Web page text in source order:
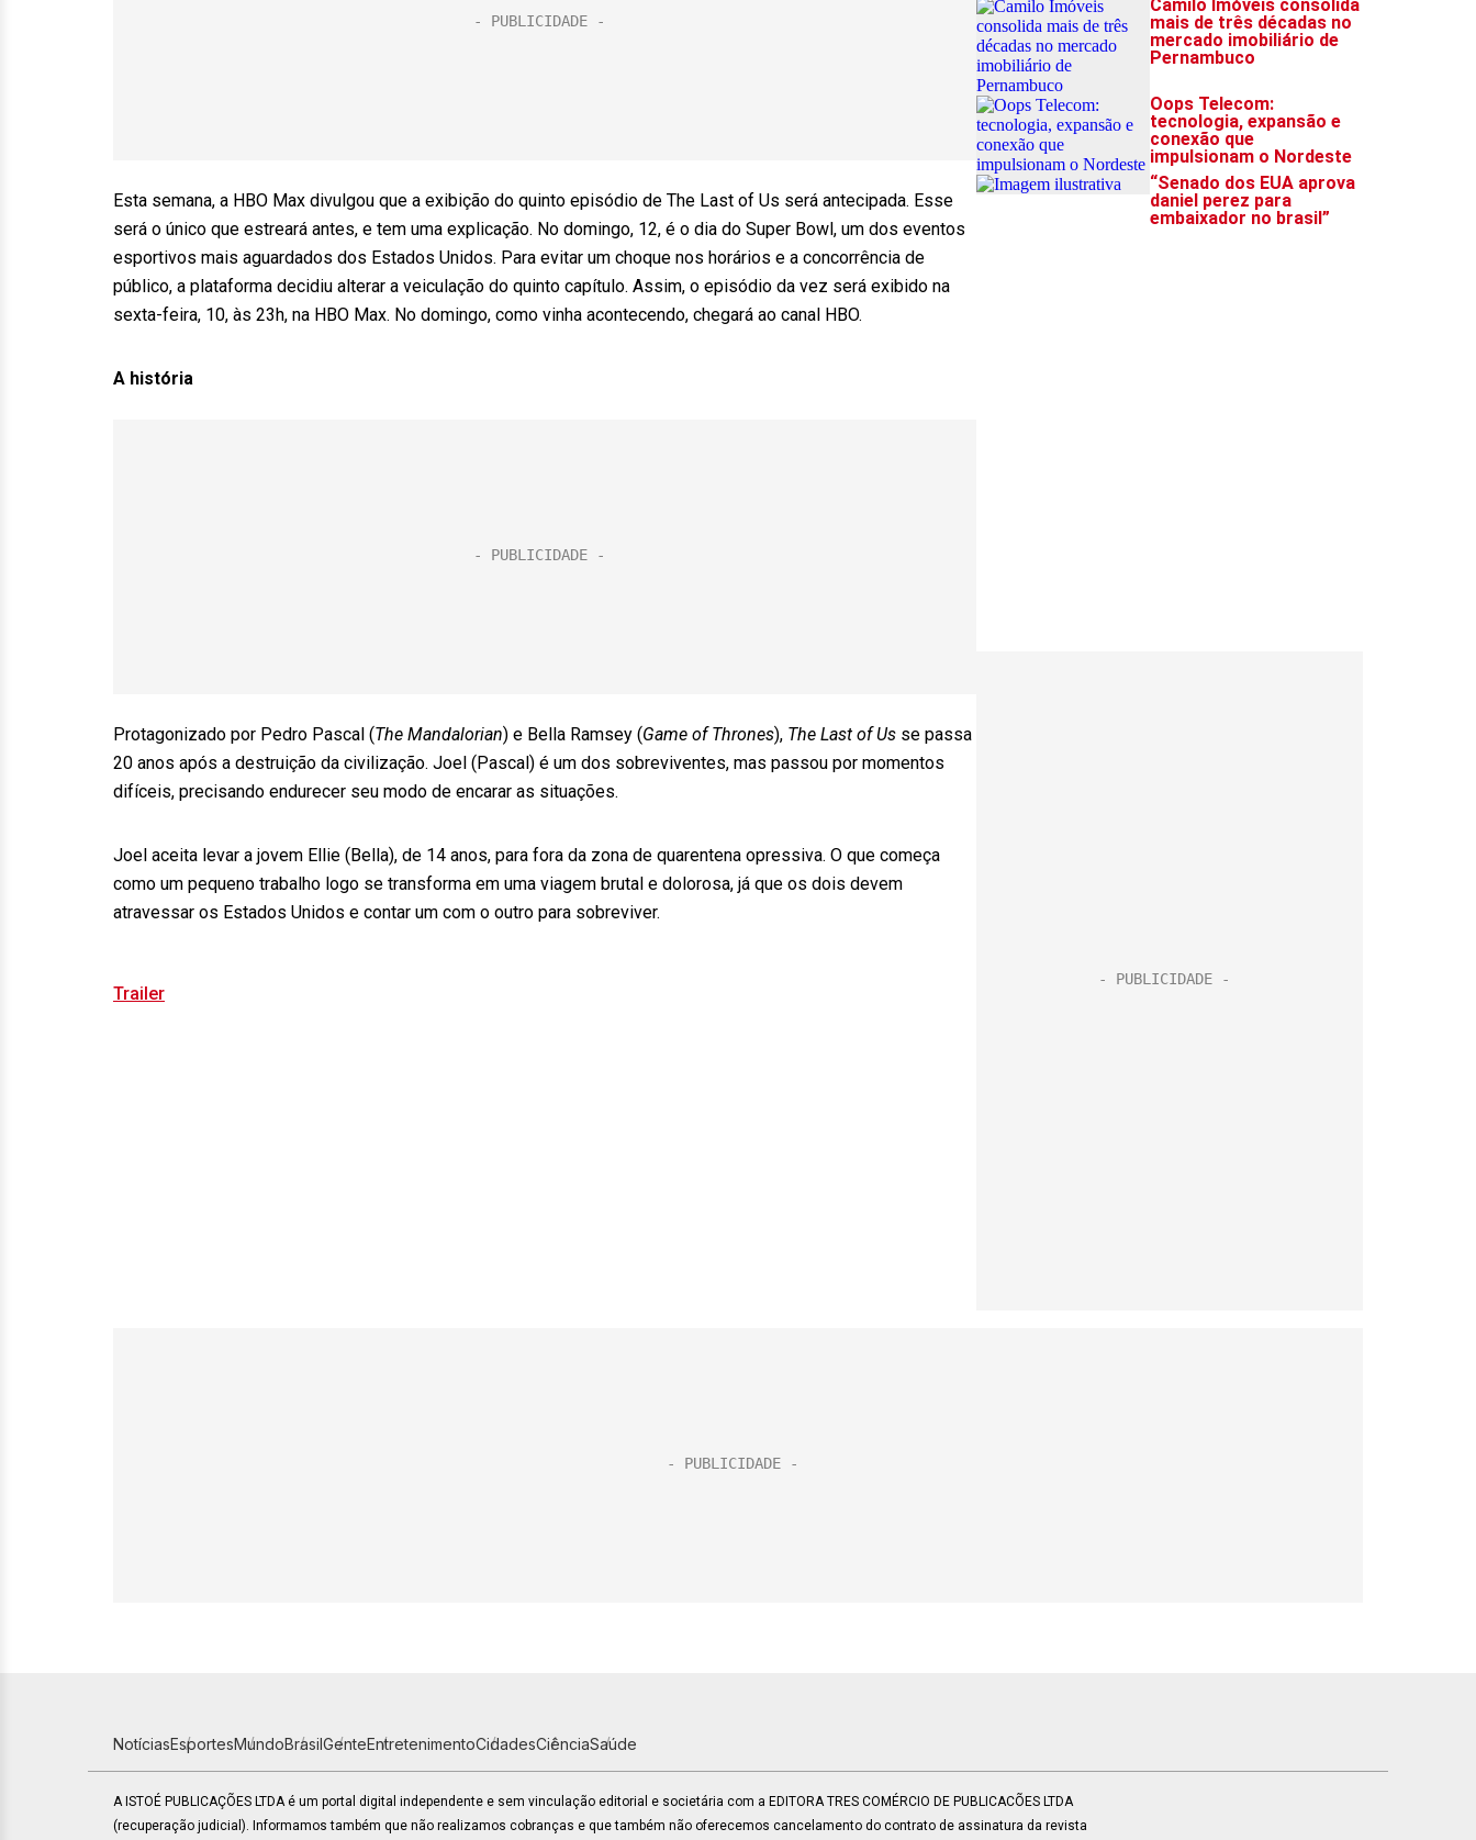
Esta semana, a HBO Max divulgou que a exibição do quinto episódio de The Last of Us será antecipada. Esse
será o único que estreará antes, e tem uma explicação. No domingo, 12, é o dia do Super Bowl, um dos eventos
esportivos mais aguardados dos Estados Unidos. Para evitar um choque nos horários e a concorrência de
público, a plataforma decidiu alterar a veiculação do quinto capítulo. Assim, o episódio da vez será exibido na
sexta-feira, 10, às 23h, na HBO Max. No domingo, como vinha acontecendo, chegará ao canal HBO.
A história
Protagonizado por Pedro Pascal (The Mandalorian) e Bella Ramsey (Game of Thrones), The Last of Us se passa
20 anos após a destruição da civilização. Joel (Pascal) é um dos sobreviventes, mas passou por momentos
difíceis, precisando endurecer seu modo de encarar as situações.
Joel aceita levar a jovem Ellie (Bella), de 14 anos, para fora da zona de quarentena opressiva. O que começa
como um pequeno trabalho logo se transforma em uma viagem brutal e dolorosa, já que os dois devem
atravessar os Estados Unidos e contar um com o outro para sobreviver.
Trailer
NotíciasEsportesMundoBrasilGenteEntretenimentoCidadesCiênciaSaúde
A ISTOÉ PUBLICAÇÕES LTDA é um portal digital independente e sem vinculação editorial e societária com a EDITORA TRES COMÉRCIO DE PUBLICACÕES LTDA
(recuperação judicial). Informamos também que não realizamos cobranças e que também não oferecemos cancelamento do contrato de assinatura da revista